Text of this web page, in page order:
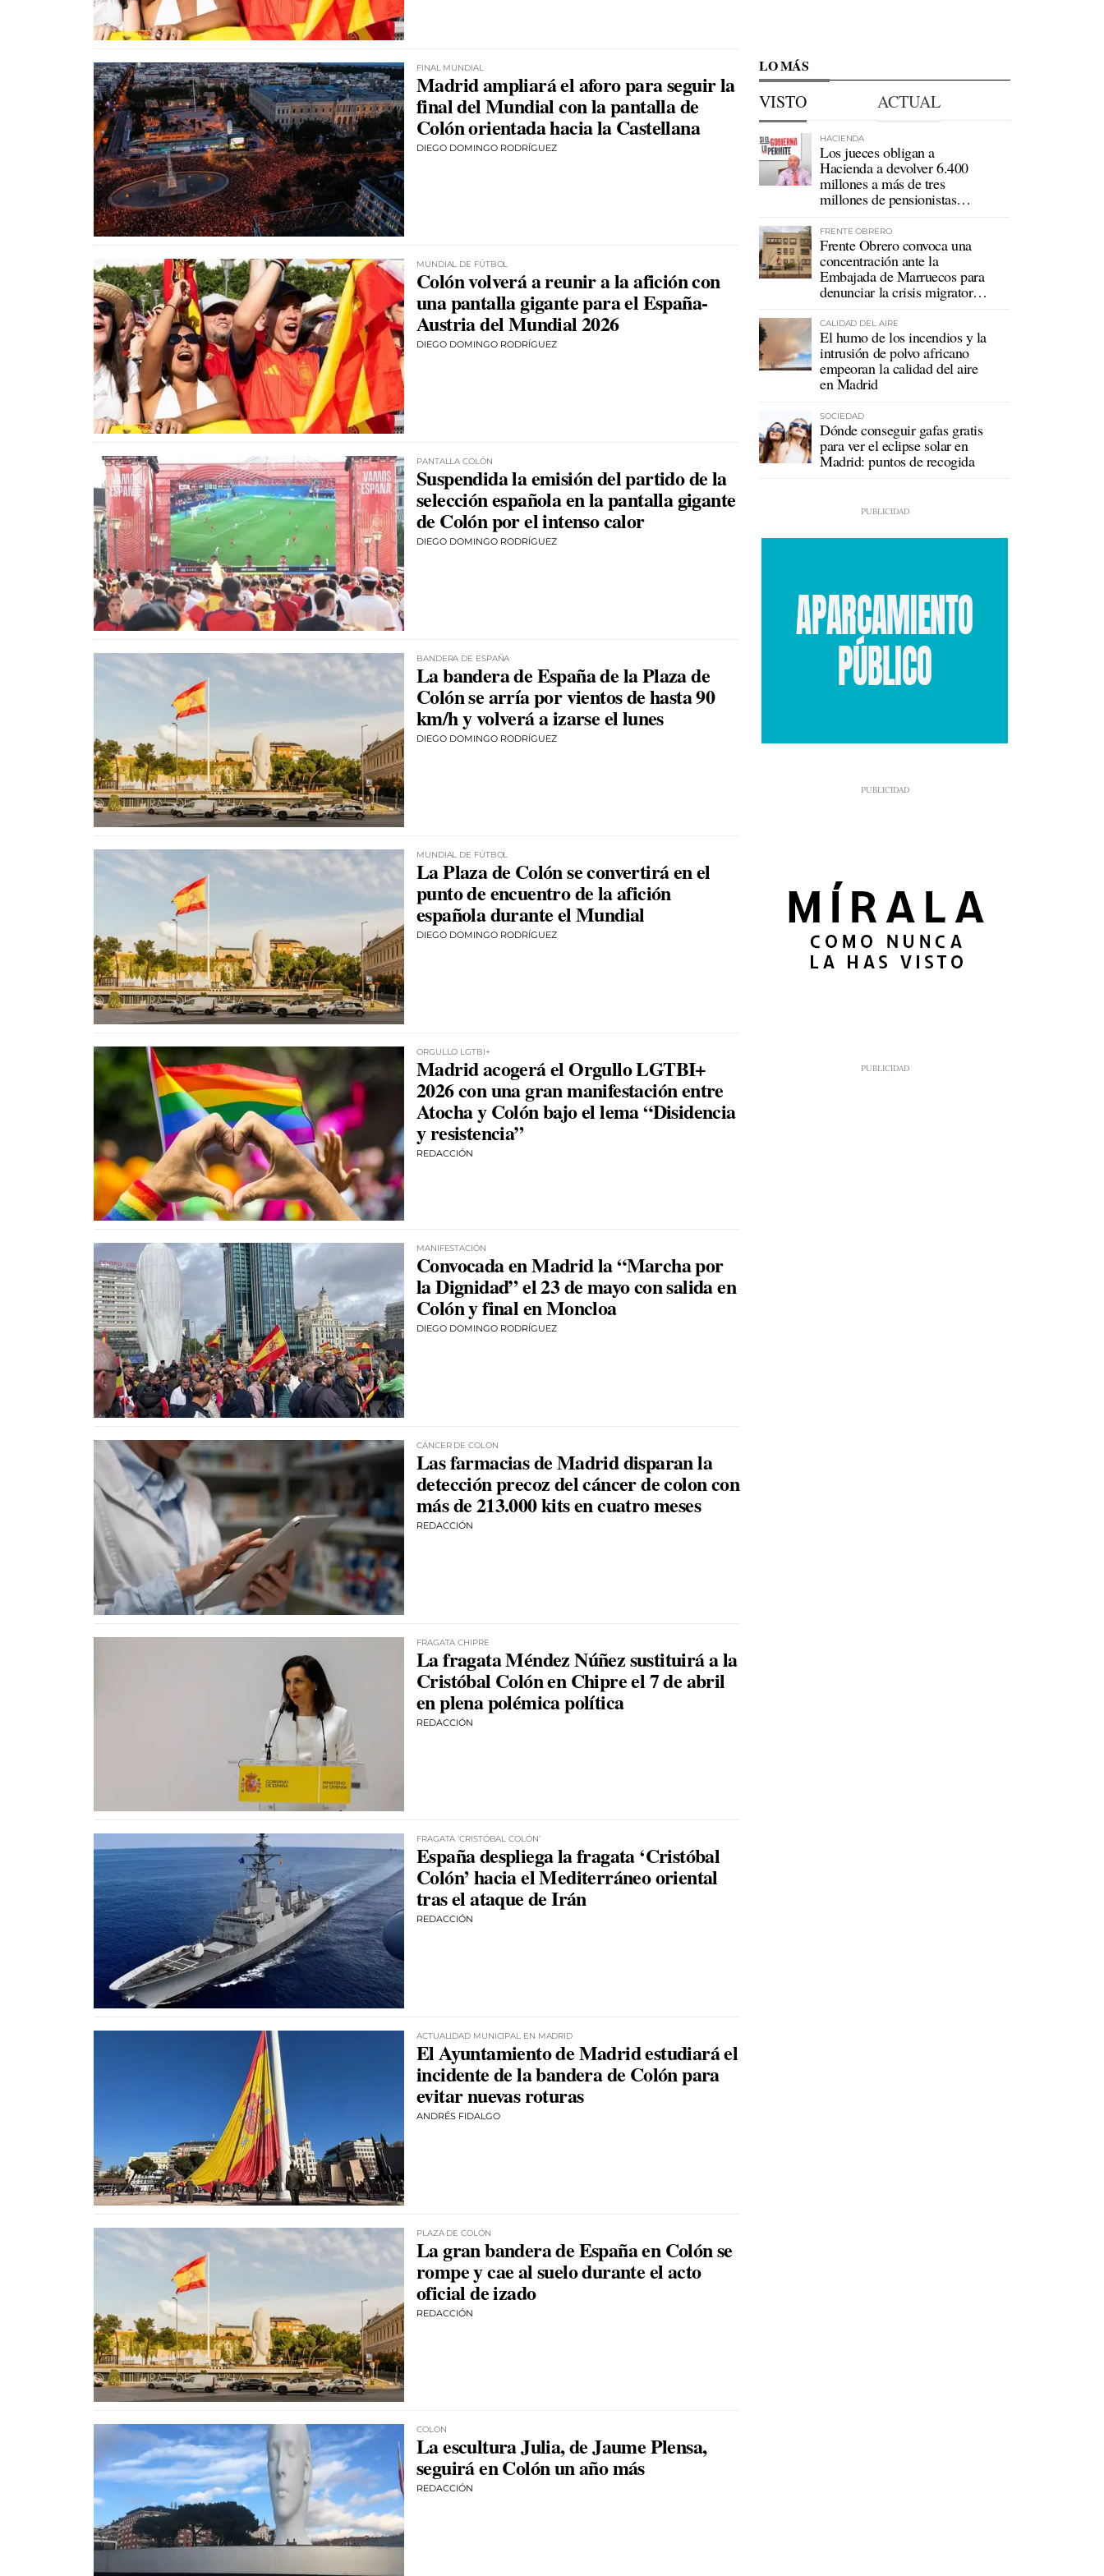
FINAL MUNDIAL
Madrid ampliará el aforo para seguir la
final del Mundial con la pantalla de
Colón orientada hacia la Castellana
DIEGO DOMINGO RODRÍGUEZ
MUNDIAL DE FÚTBOL
Colón volverá a reunir a la afición con
una pantalla gigante para el España-
Austria del Mundial 2026
DIEGO DOMINGO RODRÍGUEZ
PANTALLA COLÓN
Suspendida la emisión del partido de la
selección española en la pantalla gigante
de Colón por el intenso calor
DIEGO DOMINGO RODRÍGUEZ
BANDERA DE ESPAÑA
La bandera de España de la Plaza de
Colón se arría por vientos de hasta 90
km/h y volverá a izarse el lunes
DIEGO DOMINGO RODRÍGUEZ
MUNDIAL DE FÚTBOL
La Plaza de Colón se convertirá en el
punto de encuentro de la afición
española durante el Mundial
DIEGO DOMINGO RODRÍGUEZ
ORGULLO LGTBI+
Madrid acogerá el Orgullo LGTBI+
2026 con una gran manifestación entre
Atocha y Colón bajo el lema “Disidencia
y resistencia”
REDACCIÓN
MANIFESTACIÓN
Convocada en Madrid la “Marcha por
la Dignidad” el 23 de mayo con salida en
Colón y final en Moncloa
DIEGO DOMINGO RODRÍGUEZ
CÁNCER DE COLON
Las farmacias de Madrid disparan la
detección precoz del cáncer de colon con
más de 213.000 kits en cuatro meses
REDACCIÓN
FRAGATA CHIPRE
La fragata Méndez Núñez sustituirá a la
Cristóbal Colón en Chipre el 7 de abril
en plena polémica política
REDACCIÓN
FRAGATA ‘CRISTÓBAL COLÓN’
España despliega la fragata ‘Cristóbal
Colón’ hacia el Mediterráneo oriental
tras el ataque de Irán
REDACCIÓN
ACTUALIDAD MUNICIPAL EN MADRID
El Ayuntamiento de Madrid estudiará el
incidente de la bandera de Colón para
evitar nuevas roturas
ANDRÉS FIDALGO
PLAZA DE COLÓN
La gran bandera de España en Colón se
rompe y cae al suelo durante el acto
oficial de izado
REDACCIÓN
COLON
La escultura Julia, de Jaume Plensa,
seguirá en Colón un año más
REDACCIÓN
LO MÁS
VISTO ACTUAL
HACIENDA
Los jueces obligan a
Hacienda a devolver 6.400
millones a más de tres
millones de pensionistas
FRENTE OBRERO
Frente Obrero convoca una
concentración ante la
Embajada de Marruecos para
denunciar la crisis migratoria
CALIDAD DEL AIRE
El humo de los incendios y la
intrusión de polvo africano
empeoran la calidad del aire
en Madrid
SOCIEDAD
Dónde conseguir gafas gratis
para ver el eclipse solar en
Madrid: puntos de recogida